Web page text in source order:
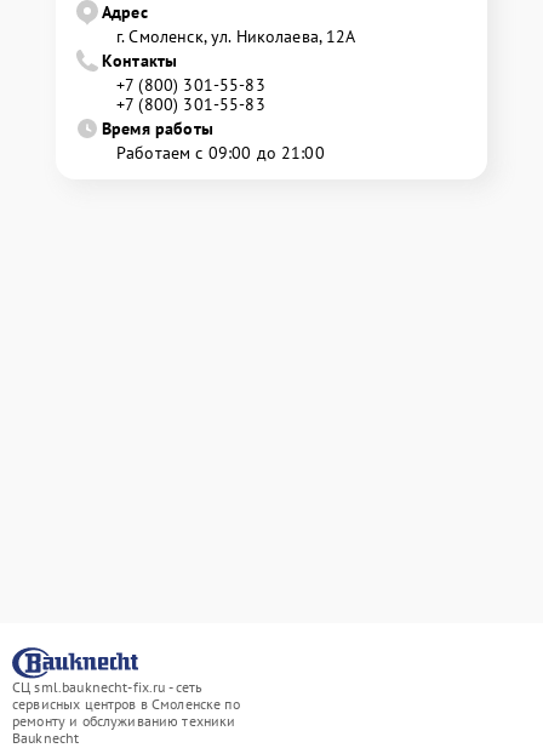
Адрес
г. Смоленск, ул. Николаева, 12А
Контакты
+7 (800) 301-55-83
+7 (800) 301-55-83
Время работы
Работаем с 09:00 до 21:00
СЦ sml.bauknecht-fix.ru - сеть
сервисных центров в Смоленске по
ремонту и обслуживанию техники
Bauknecht